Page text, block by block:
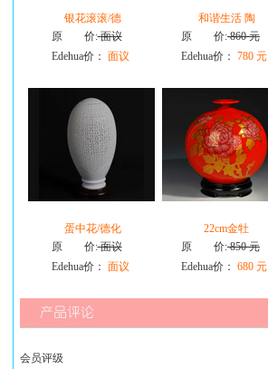
银花滚滚/德
原 价:面议
Edehua价： 面议
和谐生活 陶
原 价:860 元
Edehua价： 780 元
蛋中花/德化
原 价:面议
Edehua价： 面议
22cm金牡
原 价:850 元
Edehua价： 680 元
会员评级